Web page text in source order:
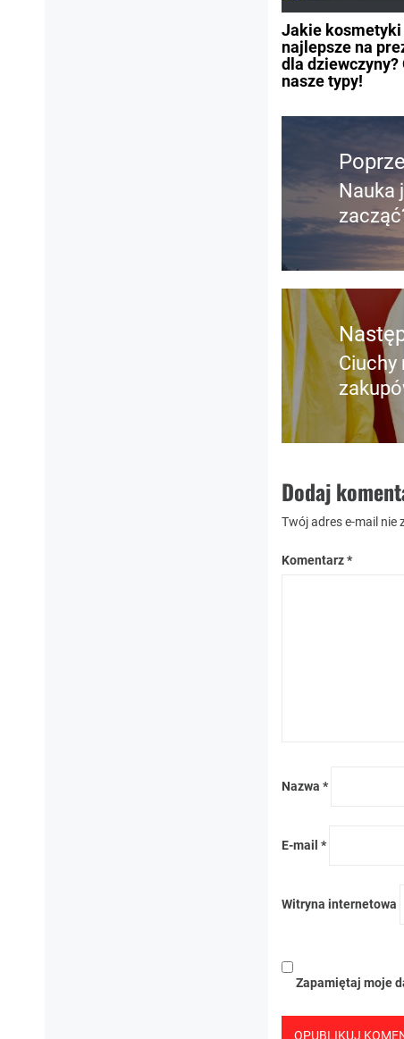
Jakie kosmetyki
najlepsze na
dla dziewczyny?
nasze typy!
Nawigacja
wpis:
Nauka
post:
Ciuchy
Dodaj
Twój adres e-mail nie
Komentarz*
Nazwa *
E-mail *
Witryna internetowa
Zapamiętaj moje